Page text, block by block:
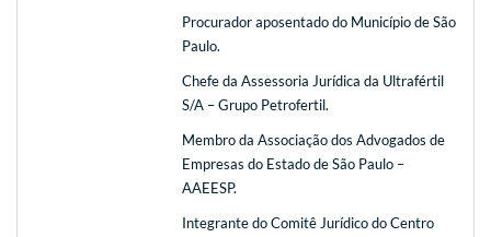
Procurador aposentado do Município de São
Paulo.
Chefe da Assessoria Jurídica da Ultrafértil
S/A – Grupo Petrofertil.
Membro da Associação dos Advogados de
Empresas do Estado de São Paulo –
AAEESP.
Integrante do Comitê Jurídico do Centro